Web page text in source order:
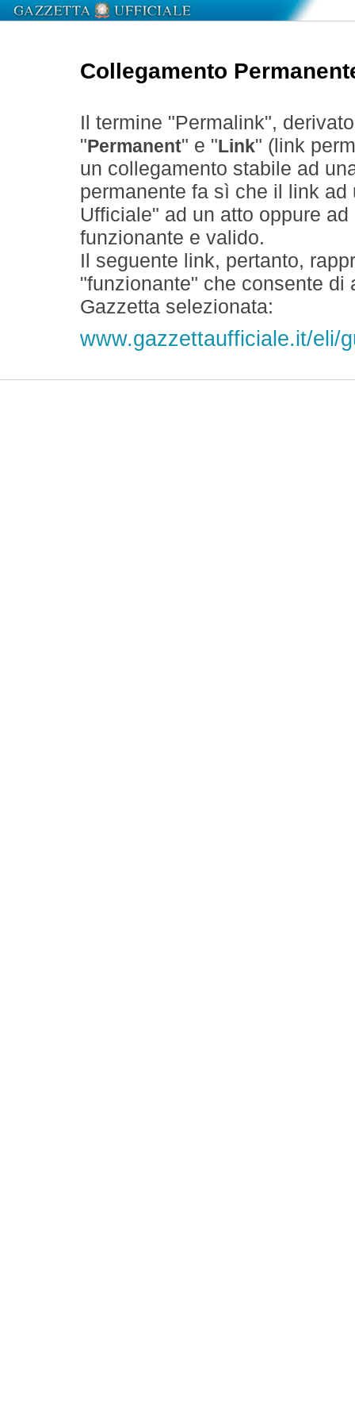
Collegamento
Il termine "Permalink",
" Permanent" e " Link" (link
un collegamento stabile ad
permanente fa sì che il link
Ufficiale" ad un atto oppure
funzionante e valido.
Il seguente link, pertanto,
"funzionante" che consente
Gazzetta selezionata:
www.gazzettaufficiale.it/eli/